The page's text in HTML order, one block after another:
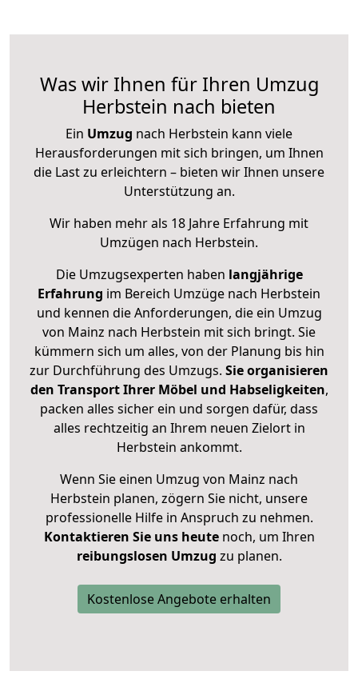
Was wir Ihnen für Ihren Umzug
Herbstein nach bieten
Ein Umzug nach Herbstein kann viele
Herausforderungen mit sich bringen, um Ihnen
die Last zu erleichtern – bieten wir Ihnen unsere
Unterstützung an.
Wir haben mehr als 18 Jahre Erfahrung mit
Umzügen nach Herbstein.
Die Umzugsexperten haben langjährige
Erfahrung im Bereich Umzüge nach Herbstein
und kennen die Anforderungen, die ein Umzug
von Mainz nach Herbstein mit sich bringt. Sie
kümmern sich um alles, von der Planung bis hin
zur Durchführung des Umzugs. Sie organisieren
den Transport Ihrer Möbel und Habseligkeiten,
packen alles sicher ein und sorgen dafür, dass
alles rechtzeitig an Ihrem neuen Zielort in
Herbstein ankommt.
Wenn Sie einen Umzug von Mainz nach
Herbstein planen, zögern Sie nicht, unsere
professionelle Hilfe in Anspruch zu nehmen.
Kontaktieren Sie uns heutenoch, um Ihren
reibungslosen Umzug zu planen.
Kostenlose Angebote erhalten